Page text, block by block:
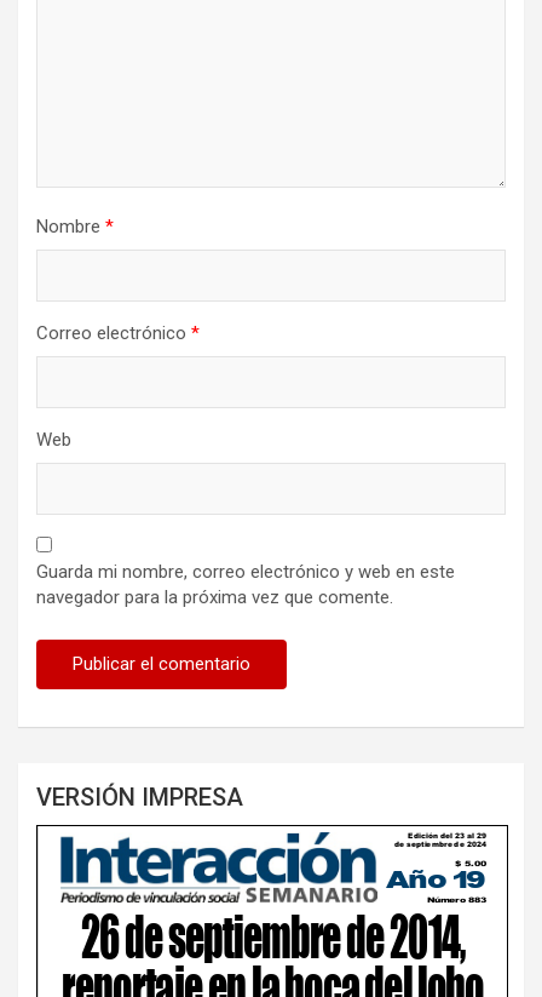
Nombre *
Correo electrónico *
Web
Guarda mi nombre, correo electrónico y web en este
navegador para la próxima vez que comente.
VERSIÓN IMPRESA